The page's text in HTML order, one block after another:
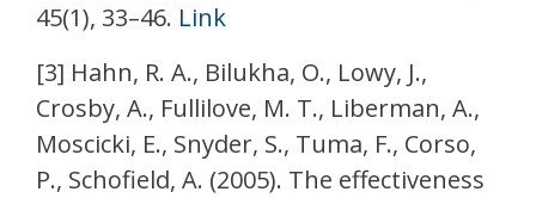
45(1), 33–46. Link
[3] Hahn, R. A., Bilukha, O., Lowy, J.,
Crosby, A., Fullilove, M. T., Liberman, A.,
Moscicki, E., Snyder, S., Tuma, F., Corso,
P., Schofield, A. (2005). The effectiveness